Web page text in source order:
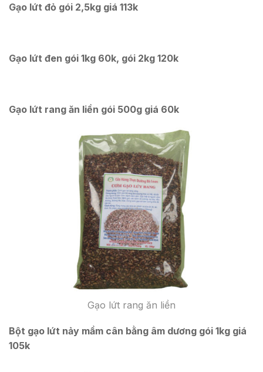
Gạo lứt đỏ gói 2,5kg giá 113k
Gạo lứt đen gói 1kg 60k, gói 2kg 120k
Gạo lứt rang ăn liền gói 500g giá 60k
Gạo lứt rang ăn liền
Bột gạo lứt nảy mầm cân bằng âm dương gói 1kg giá
105k